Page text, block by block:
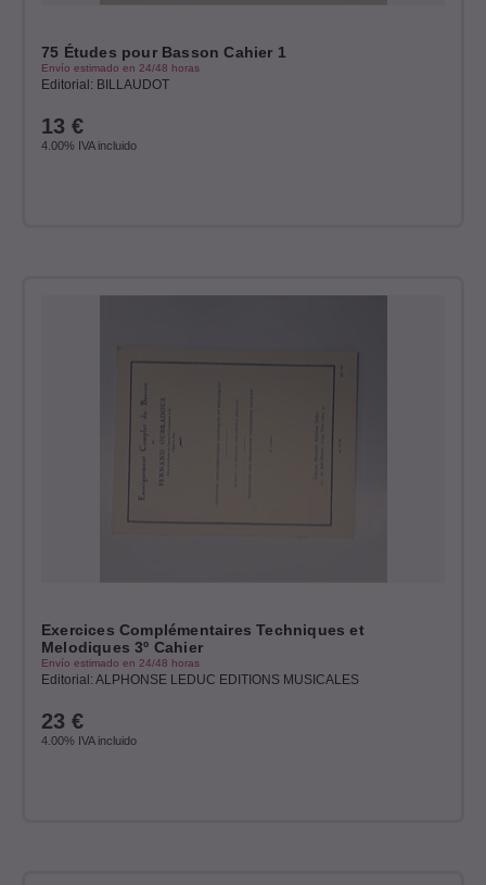
75 Études pour Basson Cahier 1
Envío estimado en 24/48 horas
Editorial: BILLAUDOT
13 €
4.00% IVA incluido
Exercices Complémentaires Techniques et
Melodiques 3º Cahier
Envío estimado en 24/48 horas
Editorial: ALPHONSE LEDUC EDITIONS MUSICALES
23 €
4.00% IVA incluido